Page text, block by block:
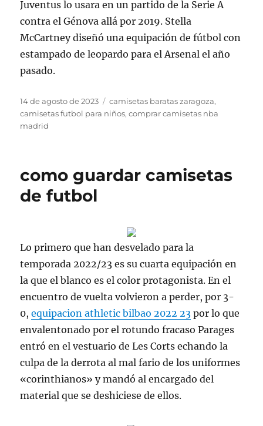
Juventus lo usara en un partido de la Serie A
contra el Génova allá por 2019. Stella
McCartney diseñó una equipación de fútbol con
estampado de leopardo para el Arsenal el año
pasado.
Publicado
el
14 de agosto de 2023 Etiquetas
camisetas baratas zaragoza,
camisetas futbol para niños,comprar camisetas nba
madrid
como guardar camisetas
de futbol
Lo primero que han desvelado para la
temporada 2022/23 es su cuarta equipación en
la que el blanco es el color protagonista. En el
encuentro de vuelta volvieron a perder, por 3-
0,equipacion athletic bilbao 2022 23 por lo que
envalentonado por el rotundo fracaso Parages
entró en el vestuario de Les Corts echando la
culpa de la derrota al mal fario de los uniformes
«corinthianos» y mandó al encargado del
material que se deshiciese de ellos.